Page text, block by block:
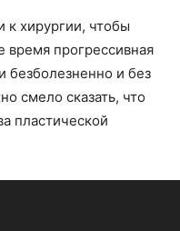
хирургии, чтобы
время прогрессивная
безболезненно и без
смело сказать, что
пластической